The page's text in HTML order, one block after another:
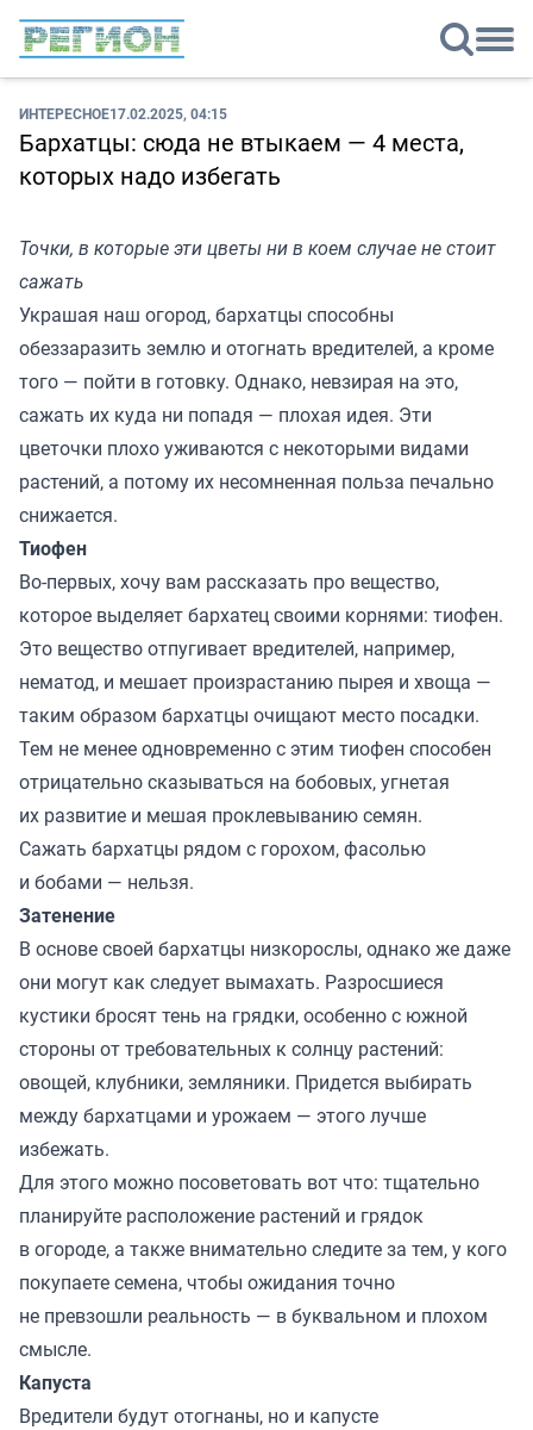
ИНТЕРЕСНОЕ17.02.2025, 04:15
Бархатцы: сюда не втыкаем — 4 места,
которых надо избегать
Точки, в которые эти цветы ни в коем случае не стоит
сажать
Украшая наш огород, бархатцы способны
обеззаразить землю и отогнать вредителей, а кроме
того — пойти в готовку. Однако, невзирая на это,
сажать их куда ни попадя — плохая идея. Эти
цветочки плохо уживаются с некоторыми видами
растений, а потому их несомненная польза печально
снижается.
Тиофен
Во-первых, хочу вам рассказать про вещество,
которое выделяет бархатец своими корнями: тиофен.
Это вещество отпугивает вредителей, например,
нематод, и мешает произрастанию пырея и хвоща —
таким образом бархатцы очищают место посадки.
Тем не менее одновременно с этим тиофен способен
отрицательно сказываться на бобовых, угнетая
их развитие и мешая проклевыванию семян.
Сажать бархатцы рядом с горохом, фасолью
и бобами — нельзя.
Затенение
В основе своей бархатцы низкорослы, однако же даже
они могут как следует вымахать. Разросшиеся
кустики бросят тень на грядки, особенно с южной
стороны от требовательных к солнцу растений:
овощей, клубники, земляники. Придется выбирать
между бархатцами и урожаем — этого лучше
избежать.
Для этого можно посоветовать вот что: тщательно
планируйте расположение растений и грядок
в огороде, а также внимательно следите за тем, у кого
покупаете семена, чтобы ожидания точно
не превзошли реальность — в буквальном и плохом
смысле.
Капуста
Вредители будут отогнаны, но и капусте